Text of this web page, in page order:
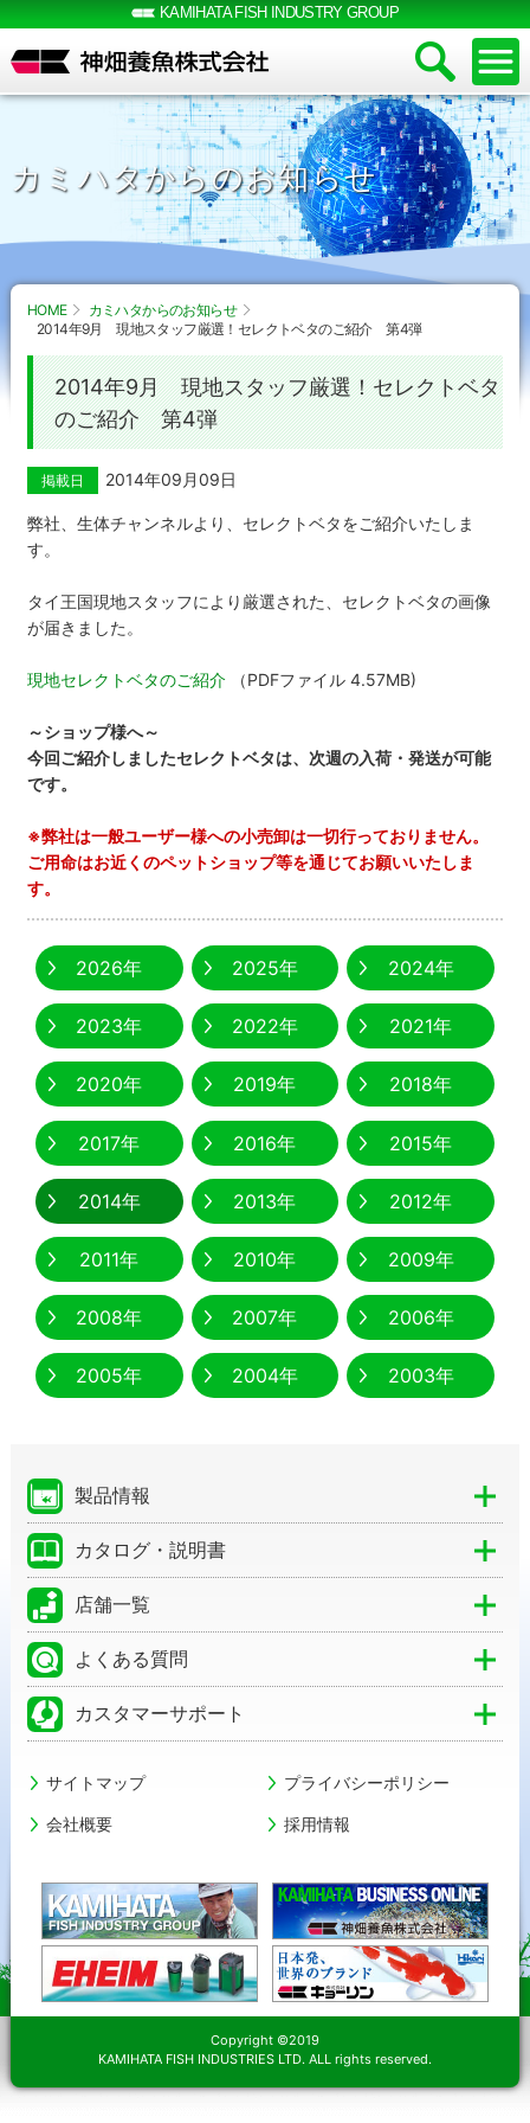
KAMIHATA FISH INDUSTRY GROUP
カミハタからのお知らせ
HOME
カミハタからのお知らせ
2014年9月 現地スタッフ厳選！セレクトベタのご紹介 第4弾
2014年9月 現地スタッフ厳選！セレクトベタ
のご紹介 第4弾
掲載日 2014年09月09日
弊社、生体チャンネルより、セレクトベタをご紹介いたしま
す。
タイ王国現地スタッフにより厳選された、セレクトベタの画像
が届きました。
現地セレクトベタのご紹介 （PDFファイル 4.57MB)
～ショップ様へ～
今回ご紹介しましたセレクトベタは、次週の入荷・発送が可能
です。
※弊社は一般ユーザー様への小売卸は一切行っておりません。
ご用命はお近くのペットショップ等を通じてお願いいたしま
す。
2026年 2025年 2024年
2023年 2022年 2021年
2020年 2019年 2018年
2017年 2016年 2015年
2014年 2013年 2012年
2011年 2010年 2009年
2008年 2007年 2006年
2005年 2004年 2003年
製品情報
カタログ・説明書
店舗一覧
よくある質問
カスタマーサポート
サイトマップ プライバシーポリシー
会社概要 採用情報
Copyright ©2019
KAMIHATA FISH INDUSTRIES LTD. ALL rights reserved.